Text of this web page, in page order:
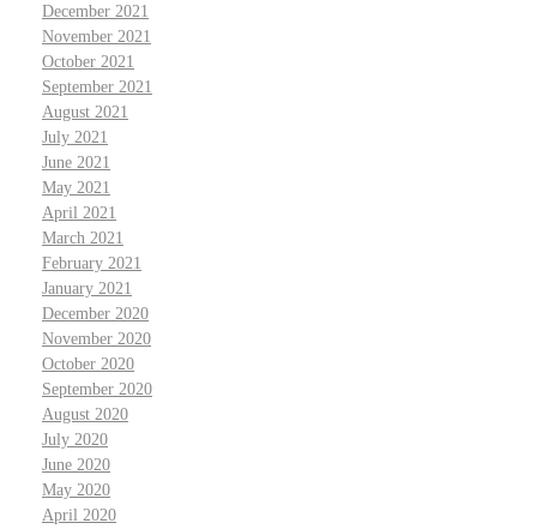
December 2021
November 2021
October 2021
September 2021
August 2021
July 2021
June 2021
May 2021
April 2021
March 2021
February 2021
January 2021
December 2020
November 2020
October 2020
September 2020
August 2020
July 2020
June 2020
May 2020
April 2020